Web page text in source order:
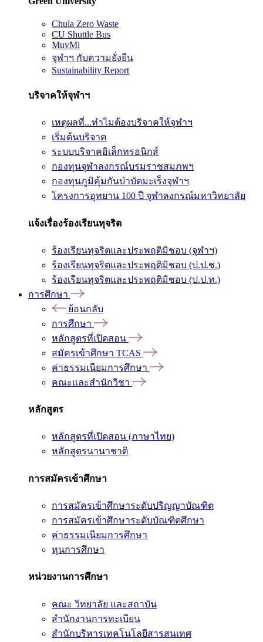
Chula Zero Waste
CU Shuttle Bus
MuvMi
จุฬาฯ กับความยั่งยืน
Sustainability Report
บริจาคให้จุฬาฯ
เหตุผลที่...ทำไมต้องบริจาคให้จุฬาฯ
เริ่มต้นบริจาค
ระบบบริจาคอิเล็กทรอนิกส์
กองทุนจุฬาลงกรณ์บรมราชสมภพฯ
กองทุนภูมิคุ้มกันบำบัดมะเร็งจุฬาฯ
โครงการอุทยาน 100 ปี จุฬาลงกรณ์มหาวิทยาลัย
แจ้งเรื่องร้องเรียนทุจริต
ร้องเรียนทุจริตและประพฤติมิชอบ (จุฬาฯ)
ร้องเรียนทุจริตและประพฤติมิชอบ (ป.ป.ช.)
ร้องเรียนทุจริตและประพฤติมิชอบ (ป.ป.ท.)
การศึกษา
ย้อนกลับ
การศึกษา
หลักสูตรที่เปิดสอน
สมัครเข้าศึกษา TCAS
ค่าธรรมเนียมการศึกษา
คณะและสำนักวิชา
หลักสูตร
หลักสูตรที่เปิดสอน (ภาษาไทย)
หลักสูตรนานาชาติ
การสมัครเข้าศึกษา
การสมัครเข้าศึกษาระดับปริญญาบัณฑิต
การสมัครเข้าศึกษาระดับบัณฑิตศึกษา
ค่าธรรมเนียมการศึกษา
ทุนการศึกษา
หน่วยงานการศึกษา
คณะ วิทยาลัย และสถาบัน
สำนักงานการทะเบียน
สำนักบริหารเทคโนโลยีสารสนเทศ